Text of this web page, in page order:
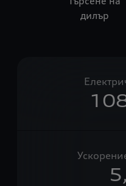
дилър